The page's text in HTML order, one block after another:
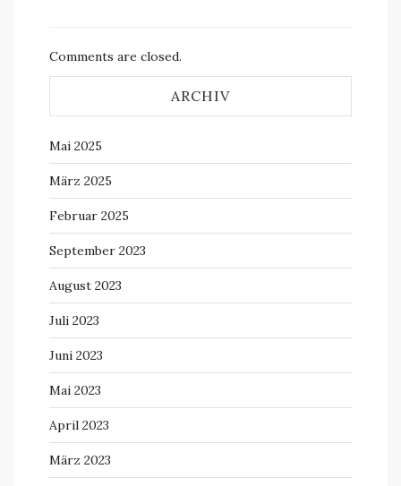
Comments are closed.
ARCHIV
Mai 2025
März 2025
Februar 2025
September 2023
August 2023
Juli 2023
Juni 2023
Mai 2023
April 2023
März 2023